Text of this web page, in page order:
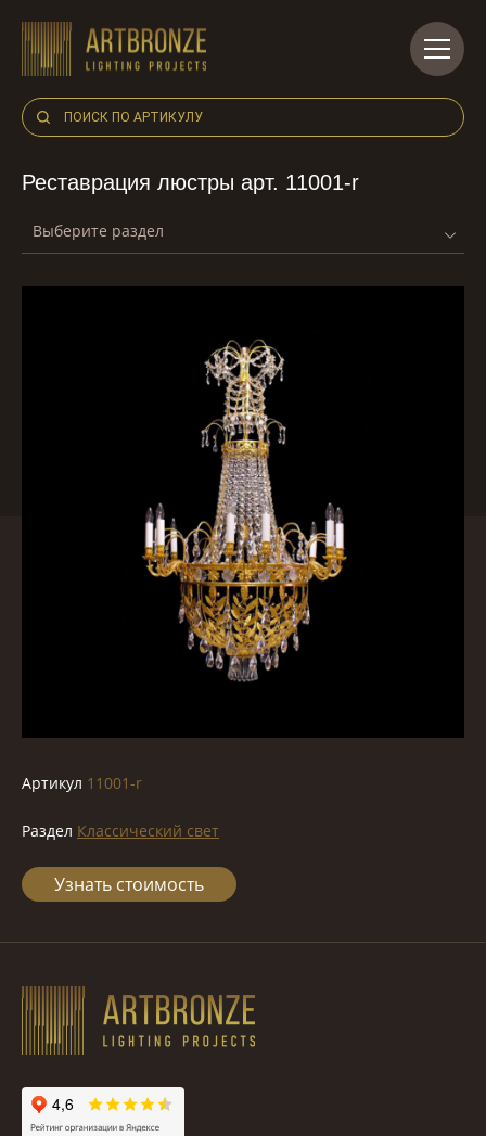
content
Реставрация люстры арт. 11001-r
Выберите раздел
Артикул 11001-r
Раздел Классический свет
Узнать стоимость